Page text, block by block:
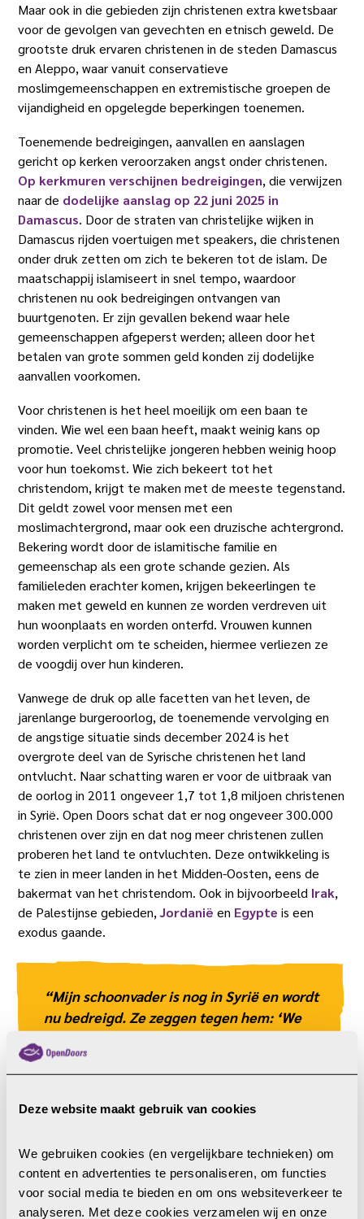
Deze website maakt gebruik van cookies
We gebruiken cookies (en vergelijkbare technieken) om
content en advertenties te personaliseren, om functies
voor social media te bieden en om ons websiteverkeer te
analyseren. Met deze cookies verzamelen wij en onze
Maar ook in die gebieden zijn christenen extra kwetsbaar
voor de gevolgen van gevechten en etnisch geweld. De
grootste druk ervaren christenen in de steden Damascus
en Aleppo, waar vanuit conservatieve
moslimgemeenschappen en extremistische groepen de
vijandigheid en opgelegde beperkingen toenemen.
Toenemende bedreigingen, aanvallen en aanslagen
gericht op kerken veroorzaken angst onder christenen.
Op kerkmuren verschijnen bedreigingen, die verwijzen
naar de dodelijke aanslag op 22 juni 2025 in
Damascus. Door de straten van christelijke wijken in
Damascus rijden voertuigen met speakers, die christenen
onder druk zetten om zich te bekeren tot de islam. De
maatschappij islamiseert in snel tempo, waardoor
christenen nu ook bedreigingen ontvangen van
buurtgenoten. Er zijn gevallen bekend waar hele
gemeenschappen afgeperst werden; alleen door het
betalen van grote sommen geld konden zij dodelijke
aanvallen voorkomen.
Voor christenen is het heel moeilijk om een baan te
vinden. Wie wel een baan heeft, maakt weinig kans op
promotie. Veel christelijke jongeren hebben weinig hoop
voor hun toekomst. Wie zich bekeert tot het
christendom, krijgt te maken met de meeste tegenstand.
Dit geldt zowel voor mensen met een
moslimachtergrond, maar ook een druzische achtergrond.
Bekering wordt door de islamitische familie en
gemeenschap als een grote schande gezien. Als
familieleden erachter komen, krijgen bekeerlingen te
maken met geweld en kunnen ze worden verdreven uit
hun woonplaats en worden onterfd. Vrouwen kunnen
worden verplicht om te scheiden, hiermee verliezen ze
de voogdij over hun kinderen.
Vanwege de druk op alle facetten van het leven, de
jarenlange burgeroorlog, de toenemende vervolging en
de angstige situatie sinds december 2024 is het
overgrote deel van de Syrische christenen het land
ontvlucht. Naar schatting waren er voor de uitbraak van
de oorlog in 2011 ongeveer 1,7 tot 1,8 miljoen christenen
in Syrië. Open Doors schat dat er nog ongeveer 300.000
christenen over zijn en dat nog meer christenen zullen
proberen het land te ontvluchten. Deze ontwikkeling is
te zien in meer landen in het Midden-Oosten, eens de
bakermat van het christendom. Ook in bijvoorbeeld Irak,
de Palestijnse gebieden,Jordanië en Egypte is een
exodus gaande.
“Mijn schoonvader is nog in Syrië en wordt
nu bedreigd. Ze zeggen tegen hem: ‘We
bent. Misschien doden we je nu nog niet,
omdat we het Westen willen tonen dat we
goed zijn voor christenen. Maar
Ibrahim (schuilnaam),die in 2024 naar Nederland